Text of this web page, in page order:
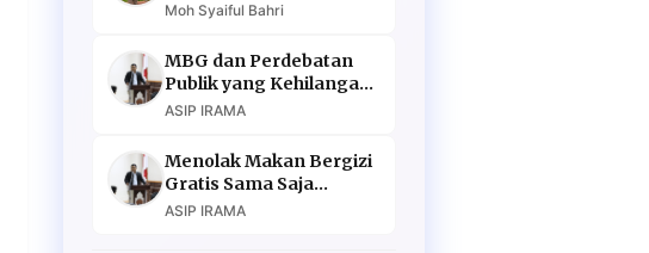
Moh Syaiful Bahri
MBG dan Perdebatan
Publik yang Kehilangan
Argumen
ASIP IRAMA
Menolak Makan Bergizi
Gratis Sama Saja
Menolak Masa Depan
ASIP IRAMA